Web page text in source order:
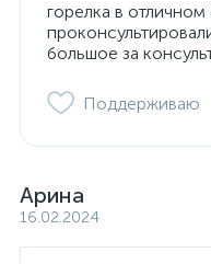
горелка в
большое за
Поддерживаю
Арина
16.02.2024